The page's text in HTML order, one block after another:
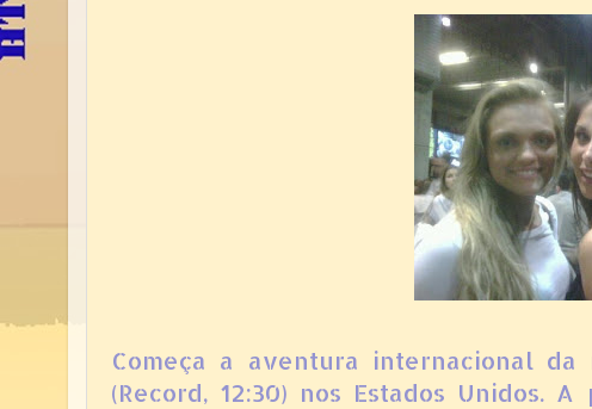
Começa a aventura internacional
(Record, 12:30) nos Estados Unidos.